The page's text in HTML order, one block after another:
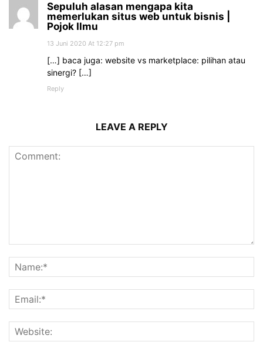
Sepuluh alasan mengapa kita
memerlukan situs web untuk bisnis |
Pojok Ilmu
13 Juni 2020 At 12:27 pm
[…] baca juga: website vs marketplace: pilihan atau
sinergi? […]
Reply
LEAVE A REPLY